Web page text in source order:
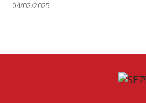
04/02/2025